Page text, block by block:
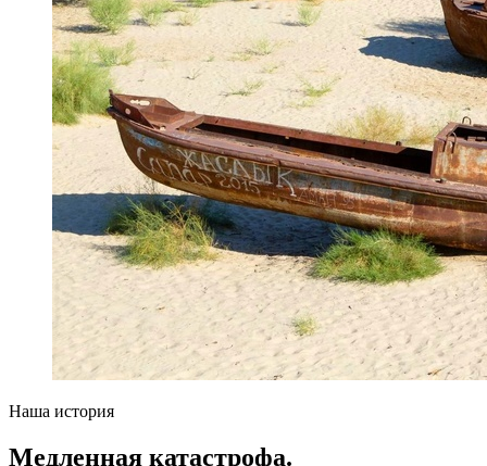
Наша история
Медленная катастрофа.